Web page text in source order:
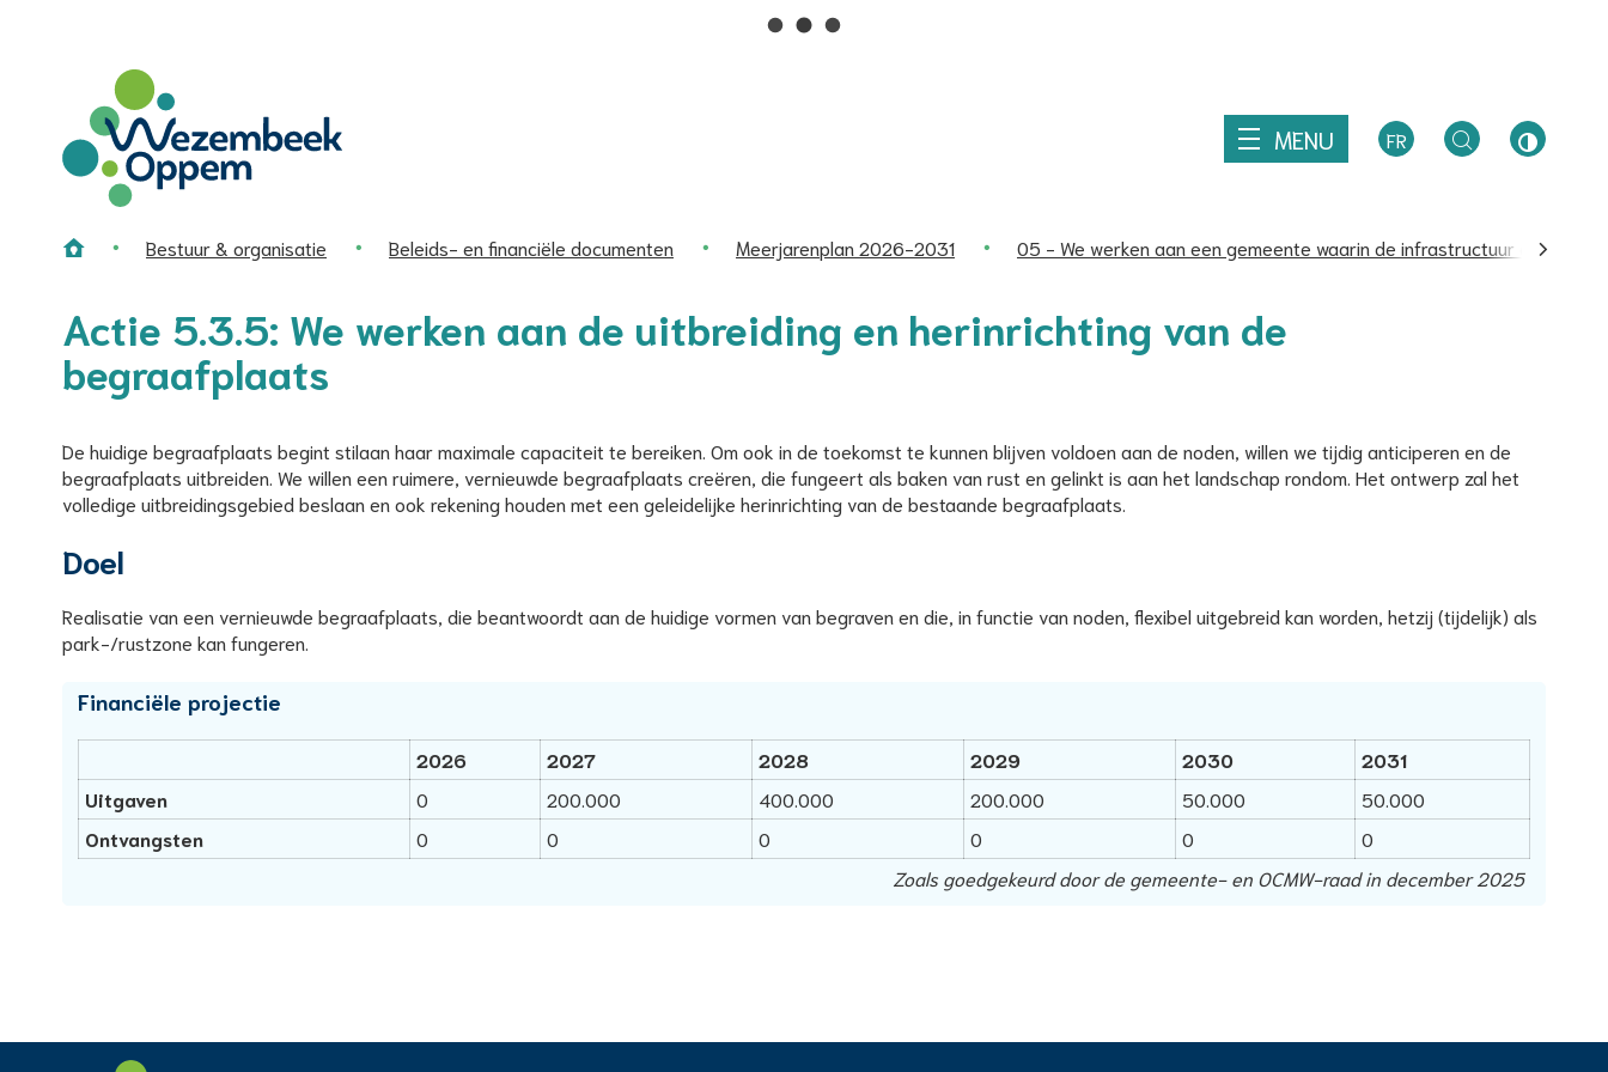
Wezembeek-
Oppem
MENU
FR
Bestuur & organisatie Beleids- en financiële documenten Meerjarenplan 2026-2031 05 - We werken aan een gemeente waarin de infrastructuur de
Actie 5.3.5: We werken aan de uitbreiding en herinrichting van de
begraafplaats
De huidige begraafplaats begint stilaan haar maximale capaciteit te bereiken. Om ook in de toekomst te kunnen blijven voldoen aan de noden, willen we tijdig anticiperen en de
begraafplaats uitbreiden. We willen een ruimere, vernieuwde begraafplaats creëren, die fungeert als baken van rust en gelinkt is aan het landschap rondom. Het ontwerp zal het
volledige uitbreidingsgebied beslaan en ook rekening houden met een geleidelijke herinrichting van de bestaande begraafplaats.
Doel
Realisatie van een vernieuwde begraafplaats, die beantwoordt aan de huidige vormen van begraven en die, in functie van noden, flexibel uitgebreid kan worden, hetzij (tijdelijk) als
park-/rustzone kan fungeren.
Financiële projectie
2026 2027 2028 2029 2030
2031
Uitgaven
0 200.000 400.000 200.000 50.000
50.000
Ontvangsten
0 0 0 0 0
0
Zoals goedgekeurd door de gemeente- en OCMW-raad in december 2025